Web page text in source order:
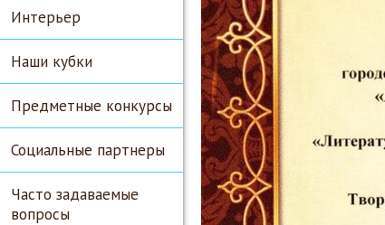
Интерьер
Наши кубки
Предметные конкурсы
Социальные партнеры
Часто задаваемые
вопросы